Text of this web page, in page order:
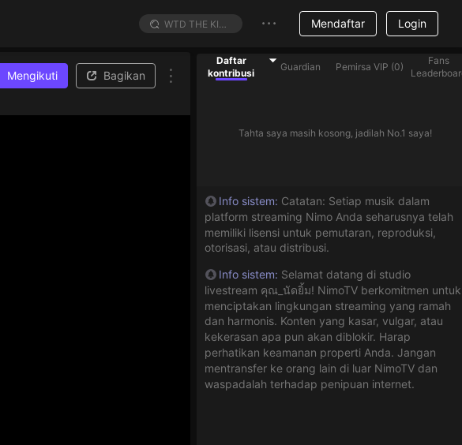
Mendaftar Login
Mengikuti Bagikan
Daftar
kontribusi
Guardian Pemirsa VIP (0)
Fans
Tahta saya masih kosong, jadilah No.1 saya!
Info sistem: Catatan: Setiap musik dalam
platform streaming Nimo Anda seharusnya telah
memiliki lisensi untuk pemutaran, reproduksi,
otorisasi, atau distribusi.
Info sistem: Selamat datang di studio
livestream คุณ_นัดยิ้ม! NimoTV berkomitmen untuk
menciptakan lingkungan streaming yang ramah
dan harmonis. Konten yang kasar, vulgar, atau
kekerasan apa pun akan diblokir. Harap
perhatikan keamanan properti Anda. Jangan
mentransfer ke orang lain di luar NimoTV dan
waspadalah terhadap penipuan internet.